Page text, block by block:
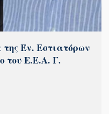
Έν. Εστιατόρων
του Ε.Ε.Α. Γ.